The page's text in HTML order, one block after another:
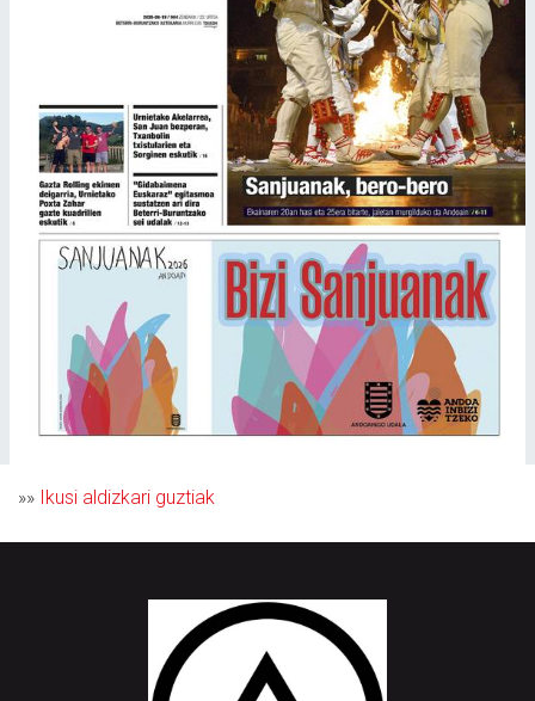
»» Ikusi aldizkari guztiak